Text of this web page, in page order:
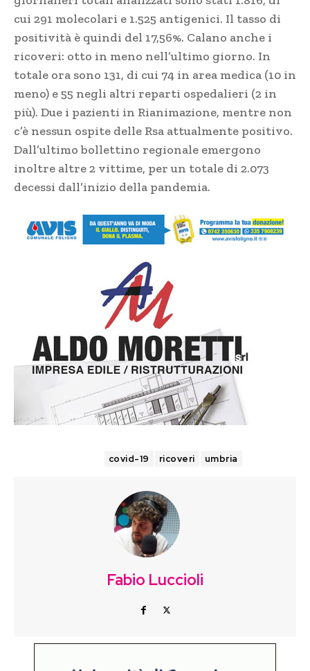
cui 291 molecolari e 1.525 antigenici. Il tasso di
positività è quindi del 17,56%. Calano anche i
ricoveri: otto in meno nell’ultimo giorno. In
totale ora sono 131, di cui 74 in area medica (10 in
meno) e 55 negli altri reparti ospedalieri (2 in
più). Due i pazienti in Rianimazione, mentre non
c’è nessun ospite delle Rsa attualmente positivo.
Dall’ultimo bollettino regionale emergono
inoltre altre 2 vittime, per un totale di 2.073
decessi dall’inizio della pandemia.
covid-19 ricoveri umbria
Fabio Luccioli